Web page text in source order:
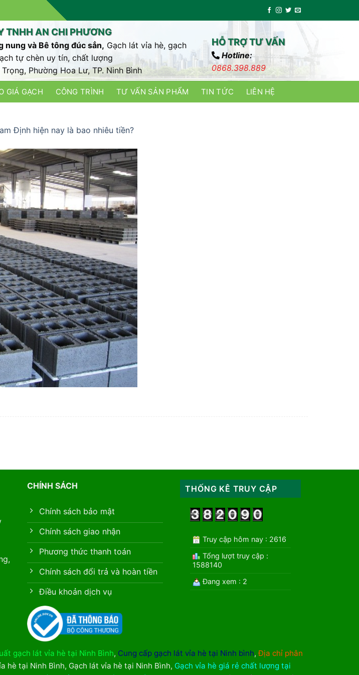
TNHH AN CHI PHƯƠNG
nung và Bê tông đúc sẳn, Gạch lát vỉa hè, gạch
tự chèn uy tín, chất lượng
Phường Hoa Lư, TP. Ninh Bình
HỖ TRỢ TƯ VẤN
Hotline:
0868.398.889
GIÁ GẠCH CÔNG TRÌNH TƯ VẤN SẢN PHẨM TIN TỨC LIÊN HỆ
Định hiện nay là bao nhiêu tiền?
CHÍNH SÁCH
Chính sách bảo mật
Chính sách giao nhận
Phương thức thanh toán
Chính sách đổi trả và hoàn tiền
Điều khoản dịch vụ
THỐNG KÊ TRUY CẬP
Truy cập hôm nay : 2616
Tổng lượt truy cập :
1588140
Đang xem : 2
gạch lát vỉa hè tại Ninh Bình, Cung cấp gạch lát vỉa hè tại Ninh bình,Địa chỉ phân
hè tại Ninh Bình, Gạch lát vỉa hè tại Ninh Bình, Gạch vỉa hè giá rẻ chất lượng tại